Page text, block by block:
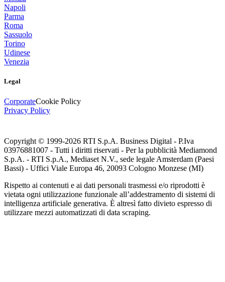
Napoli
Parma
Roma
Sassuolo
Torino
Udinese
Venezia
Legal
CorporateCookie Policy
Privacy Policy
Copyright © 1999-2026 RTI S.p.A. Business Digital - P.Iva
03976881007 - Tutti i diritti riservati - Per la pubblicità Mediamond
S.p.A. - RTI S.p.A., Mediaset N.V., sede legale Amsterdam (Paesi
Bassi) - Uffici Viale Europa 46, 20093 Cologno Monzese (MI)
Rispetto ai contenuti e ai dati personali trasmessi e/o riprodotti è
vietata ogni utilizzazione funzionale all’addestramento di sistemi di
intelligenza artificiale generativa. È altresì fatto divieto espresso di
utilizzare mezzi automatizzati di data scraping.